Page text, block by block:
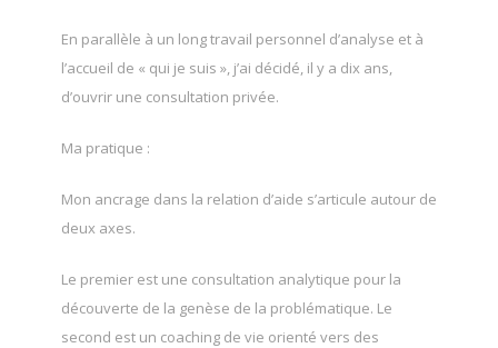
En parallèle à un long travail personnel d’analyse et à
l’accueil de « qui je suis », j’ai décidé, il y a dix ans,
d’ouvrir une consultation privée.
Ma pratique :
Mon ancrage dans la relation d’aide s’articule autour de
deux axes.
Le premier est une consultation analytique pour la
découverte de la genèse de la problématique. Le
second est un coaching de vie orienté vers des